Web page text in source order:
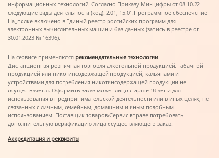
информационных технологий. Согласно Приказу Минцифры от 08.10.22
следующие виды деятельности (код): 2.01, 15.01.Программное обеспечение
На_полке включено в Единый реестр российских программ для
электронных вычислительных машин и баз данных (запись в реестре от
30.01.2023 № 16396).
На сервисе применяются рекомендательные технологии.
Дистанционная розничная торговля алкогольной продукцией, табачной
продукцией или никотинсодержащей продукцией, кальянами и
устройствами для потребления никотинсодержащей продукции не
осуществляется. Оформить заказ может лицо старше 18 лет и для
использования в предпринимательской деятельности или в иных целях, не
связанных с личным, семейным, домашним и иным подобным
использованием. Поставщик товаров/Сервис вправе потребовать
дополнительную верификацию лица осуществляющего заказ.
Аккредитация и реквизиты